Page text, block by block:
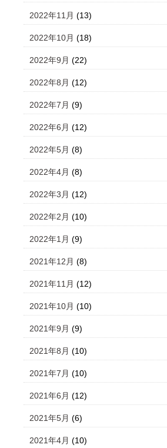
2022年11月 (13)
2022年10月 (18)
2022年9月 (22)
2022年8月 (12)
2022年7月 (9)
2022年6月 (12)
2022年5月 (8)
2022年4月 (8)
2022年3月 (12)
2022年2月 (10)
2022年1月 (9)
2021年12月 (8)
2021年11月 (12)
2021年10月 (10)
2021年9月 (9)
2021年8月 (10)
2021年7月 (10)
2021年6月 (12)
2021年5月 (6)
2021年4月 (10)